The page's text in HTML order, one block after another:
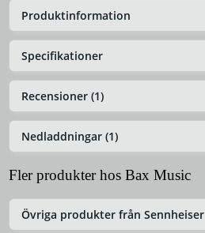
Produktinformation
Specifikationer
Recensioner (1)
Nedladdningar (1)
Fler produkter hos Bax Music
Övriga produkter från Sennheiser